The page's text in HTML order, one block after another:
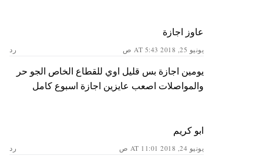
عاوز اجازة
يونيو 25, 2018 AT 5:43 ص رد
يومين اجازة بس قليل اوي للقطاع الخاص الجو حر
والمواصلات اصعب عايزين اجازة اسبوع كامل
ابو كريم
يونيو 24, 2018 AT 11:01 ص رد